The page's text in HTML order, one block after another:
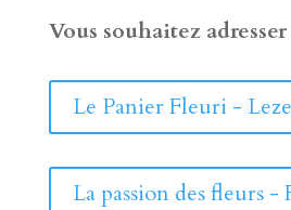
Vous souhaitez
Le Panier Fleuri -
La passion des fleurs -